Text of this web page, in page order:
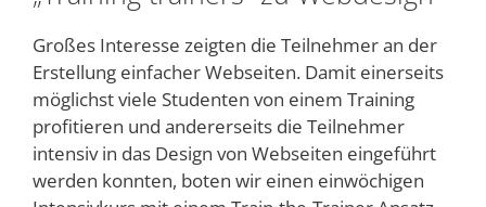
Großes Interesse zeigten die Teilnehmer an der
Erstellung einfacher Webseiten. Damit einerseits
möglichst viele Studenten von einem Training
profitieren und andererseits die Teilnehmer
intensiv in das Design von Webseiten eingeführt
werden konnten, boten wir einen einwöchigen